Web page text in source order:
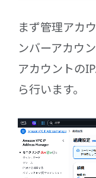
まず管理アカ
ンバーアカウ
アカウントの
ら行います。